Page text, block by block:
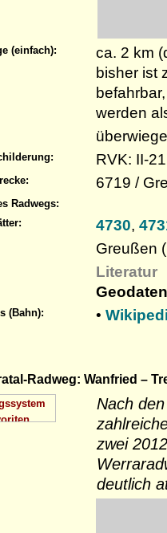
(einfach):
ca. 2 km
bisher ist
werden
RVK: II-
6719 /
Radwegs:
4730,
Greußen
Literatur
(Bahn): •
Radweg: Wanfried –
Nach
zwei
deutlich